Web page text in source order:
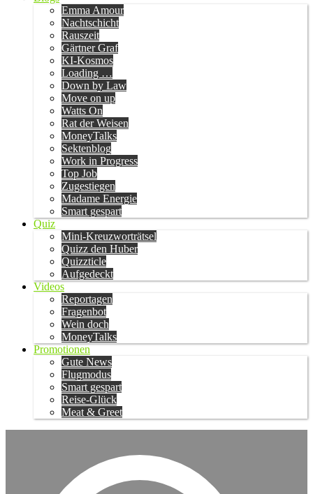
Emma Amour
Nachtschicht
Rauszeit
Gärtner Graf
KI-Kosmos
Loading …
Down by Law
Move on up
Watts On
Rat der Weisen
MoneyTalks
Sektenblog
Work in Progress
Top Job
Zugestiegen
Madame Energie
Smart gespart
Quiz
Mini-Kreuzworträtsel
Quizz den Huber
Quizzticle
Aufgedeckt
Videos
Reportagen
Fragenbot
Wein doch
MoneyTalks
Promotionen
Gute News
Flugmodus
Smart gespart
Reise-Glück
Meat & Greet